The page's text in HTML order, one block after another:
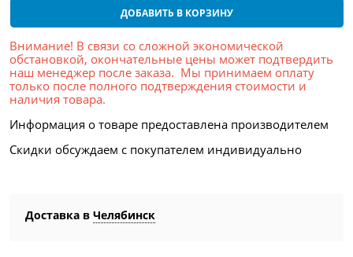
ДОБАВИТЬ В КОРЗИНУ
Внимание! В связи со сложной экономической
обстановкой, окончательные цены может подтвердить
наш менеджер после заказа. Мы принимаем оплату
только после полного подтверждения стоимости и
наличия товара.
Информация о товаре предоставлена производителем
Скидки обсуждаем с покупателем индивидуально
Доставка в Челябинск